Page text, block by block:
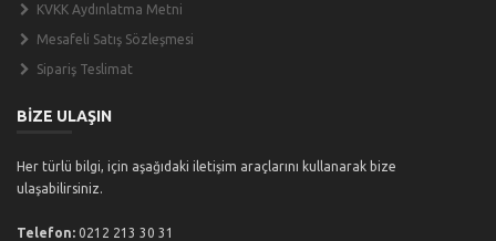
KVKK Aydınlatma Metni
Mesafeli Satış Sözleşmesi
Sipariş Teslimat
BİZE ULAŞIN
Her türlü bilgi, için aşağıdaki iletişim araçlarını kullanarak bize
ulaşabilirsiniz.
Telefon: 0212 213 30 31